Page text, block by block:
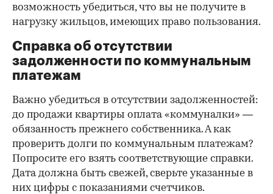
возможность убедиться, что вы не получите в
нагрузку жильцов, имеющих право пользования.
Справка об отсутствии
задолженности по коммунальным
платежам
Важно убедиться в отсутствии задолженностей:
до продажи квартиры оплата «коммуналки» —
обязанность прежнего собственника. А как
проверить долги по коммунальным платежам?
Попросите его взять соответствующие справки.
Дата должна быть свежей, сверьте указанные в
них цифры с показаниями счетчиков.